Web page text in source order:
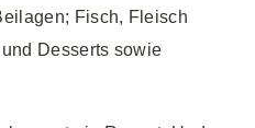
Fisch, Fleisch
Desserts sowie